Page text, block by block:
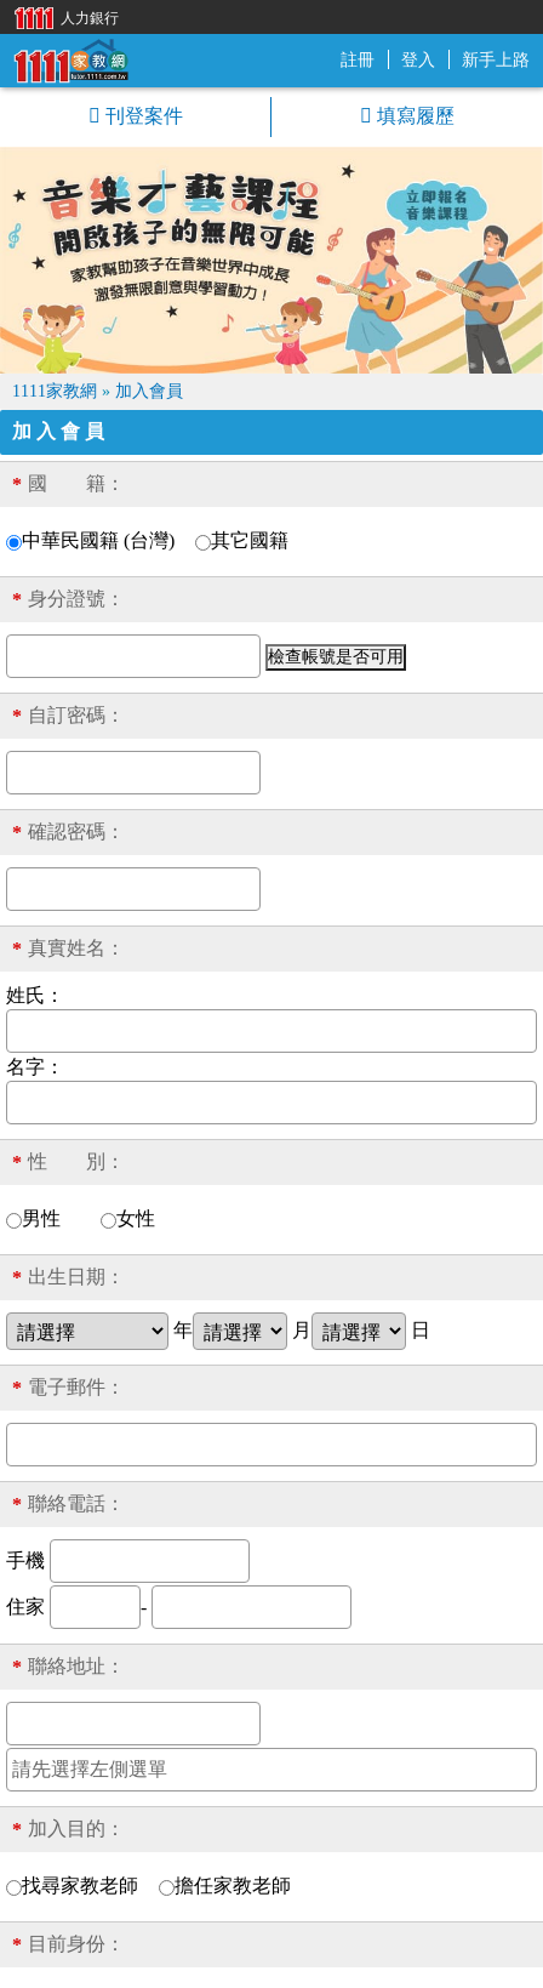
註冊 登入 新手上路
刊登案件 填寫履歷
1111家教網 » 加入會員
加入會員
* 國 籍：
中華民國籍 (台灣) 其它國籍
* 身分證號 ：
* 自訂密碼：
* 確認密碼：
* 真實姓名：
姓氏：
名字：
* 性 別：
男性 女性
* 出生日期：
年 月 日
* 電子郵件：
* 聯絡電話：
手機
住家 -
* 聯絡地址：
* 加入目的：
找尋家教老師 擔任家教老師
* 目前身份：
人力銀行